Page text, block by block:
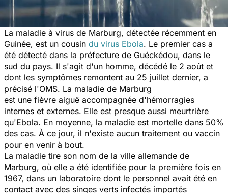
La maladie à virus de Marburg, détectée récemment en
Guinée, est un cousin du virus Ebola. Le premier cas a
été détecté dans la préfecture de Guéckédou, dans le
sud du pays. Il s'agit d'un homme, décédé le 2 août et
dont les symptômes remontent au 25 juillet dernier, a
précisé l'OMS. La maladie de Marburg
est une fièvre aiguë accompagnée d'hémorragies
internes et externes. Elle est presque aussi meurtrière
qu'Ebola. En moyenne, la maladie est mortelle dans 50%
des cas. À ce jour, il n'existe aucun traitement ou vaccin
pour en venir à bout.
La maladie tire son nom de la ville allemande de
Marburg, où elle a été identifiée pour la première fois en
1967, dans un laboratoire dont le personnel avait été en
contact avec des singes verts infectés importés